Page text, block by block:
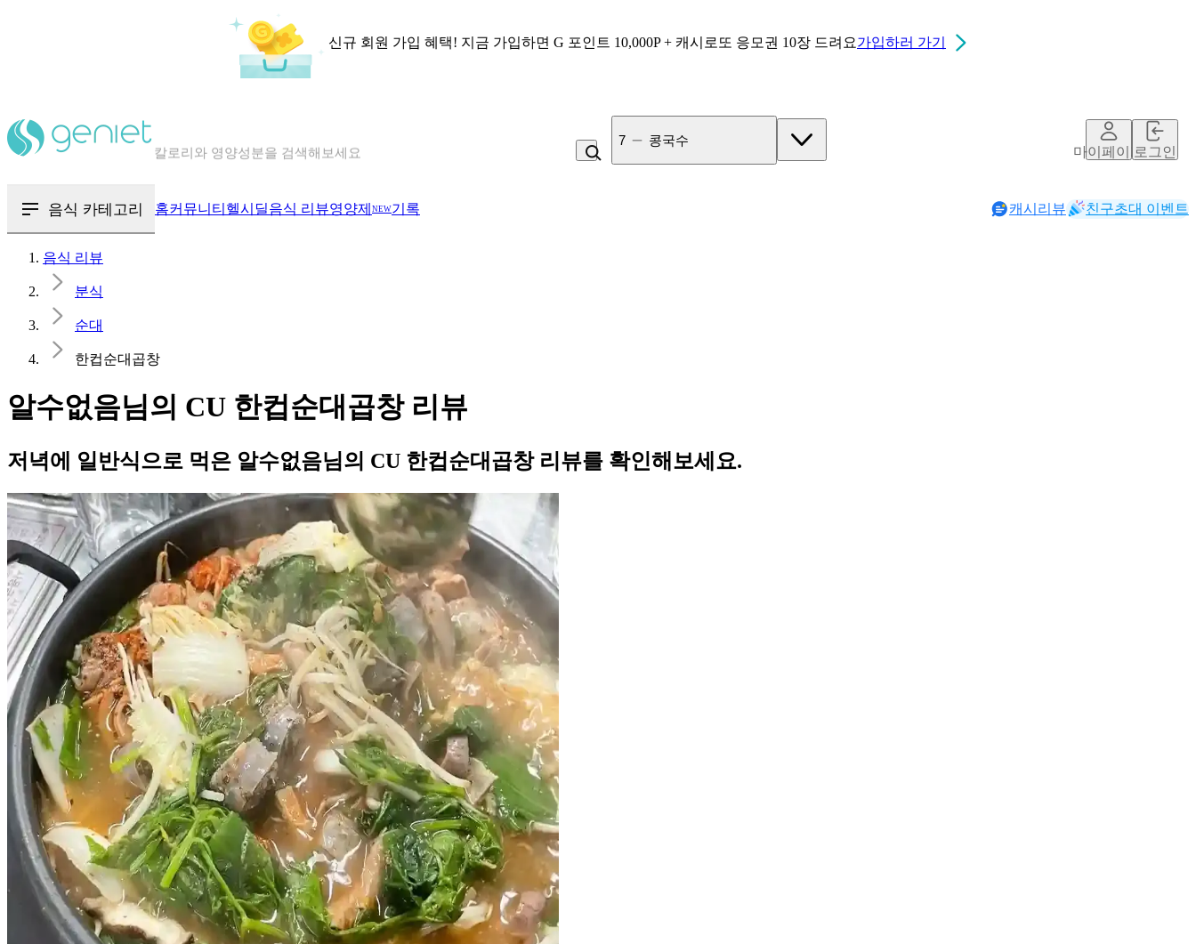
신규 회원 가입 혜택! 지금 가입하면 G 포인트 10,000P + 캐시로또 응모권 10장 드려요가입하러 가기
혈당 · 다이어트 음식 검색해보세요
8 냉면
마이페이지로그인
음식 카테고리 홈커뮤니티 헬시딜음식 리뷰영양제 NEW기록 캐시리뷰 친구초대 이벤트
음식 리뷰
분식
순대
한컵순대곱창
알수없음님의 CU 한컵순대곱창 리뷰
저녁에 일반식으로 먹은 알수없음님의 CU 한컵순대곱창 리뷰를 확인해보세요.